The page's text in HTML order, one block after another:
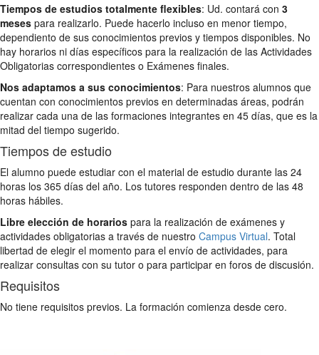
Tiempos de estudios totalmente flexibles: Ud. contará con 3
meses para realizarlo. Puede hacerlo incluso en menor tiempo,
dependiento de sus conocimientos previos y tiempos disponibles. No
hay horarios ni días específicos para la realización de las Actividades
Obligatorias correspondientes o Exámenes finales.
Nos adaptamos a sus conocimientos: Para nuestros alumnos que
cuentan con conocimientos previos en determinadas áreas, podrán
realizar cada una de las formaciones integrantes en 45 días, que es la
mitad del tiempo sugerido.
Tiempos de estudio
El alumno puede estudiar con el material de estudio durante las 24
horas los 365 días del año. Los tutores responden dentro de las 48
horas hábiles.
Libre elección de horarios para la realización de exámenes y
actividades obligatorias a través de nuestro Campus Virtual. Total
libertad de elegir el momento para el envío de actividades, para
realizar consultas con su tutor o para participar en foros de discusión.
Requisitos
No tiene requisitos previos. La formación comienza desde cero.